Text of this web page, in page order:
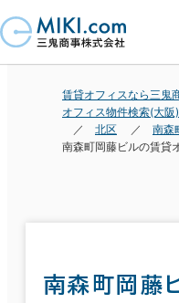
賃貸オフィスなら三鬼
オフィス物件検索(大阪
北区
南森
南森町岡藤ビルの賃貸
南森町岡藤